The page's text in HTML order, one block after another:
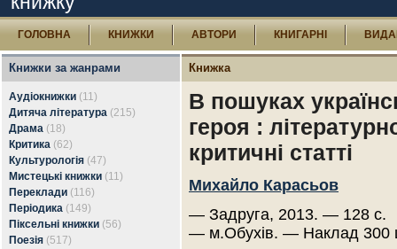
ГОЛОВНА КНИЖКИ АВТОРИ КНИГАРНІ
Книжки за жанрами
Аудіокнижки (11)
Дитяча література (215)
Драма (18)
Критика (62)
Культурологія (47)
Мистецькі книжки (11)
Переклади (116)
Періодика (149)
Піксельні книжки (56)
Поезія (517)
Книжка
В пошуках
героя :
критичні статті
Михайло Карасьов
— Задруга, 2013. — 128 с.
— м.Обухів. — Наклад 300